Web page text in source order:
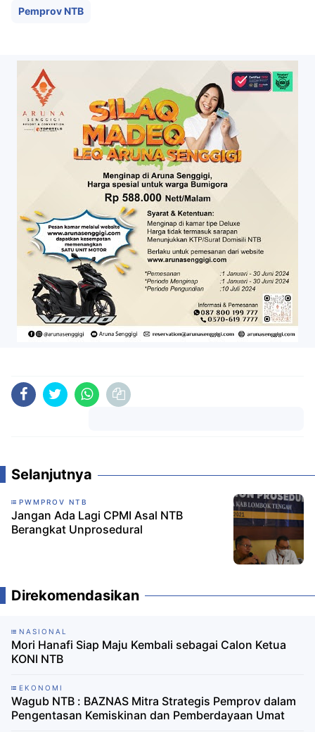
Pemprov NTB
Selanjutnya
PWMPROV NTB
Jangan Ada Lagi CPMI Asal NTB
Berangkat Unprosedural
Direkomendasikan
NASIONAL
Mori Hanafi Siap Maju Kembali sebagai Calon Ketua
KONI NTB
EKONOMI
Wagub NTB : BAZNAS Mitra Strategis Pemprov dalam
Pengentasan Kemiskinan dan Pemberdayaan Umat ‎